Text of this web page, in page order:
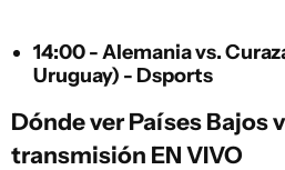
14:00 - Alemania vs.
Uruguay) - Dsports
Dónde ver Países Bajos
transmisión EN VIVO